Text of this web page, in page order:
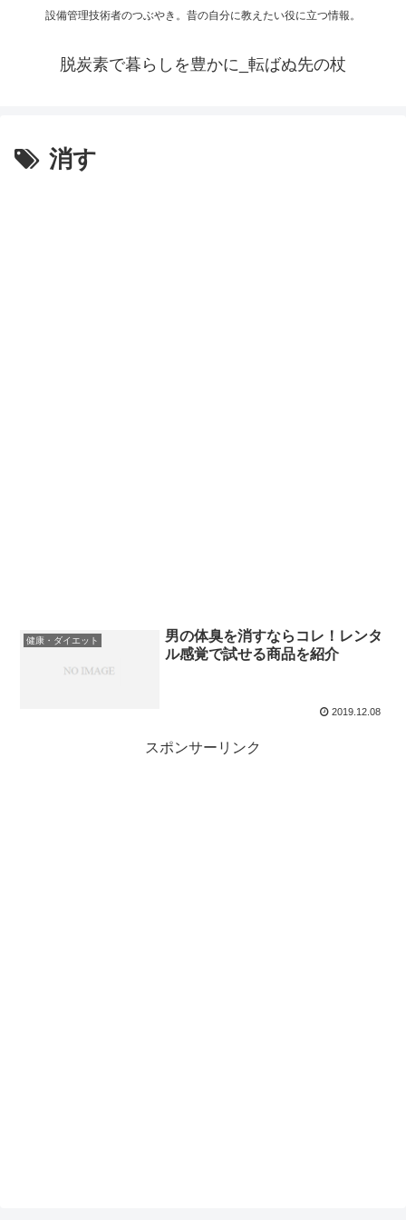
設備管理技術者のつぶやき。昔の自分に教えたい役に立つ情報。
脱炭素で暮らしを豊かに_転ばぬ先の杖
消す
健康・ダイエット
男の体臭を消すならコレ！レンタ
ル感覚で試せる商品を紹介
2019.12.08
スポンサーリンク